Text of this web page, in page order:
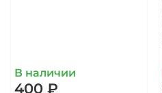
В наличии
400 ₽